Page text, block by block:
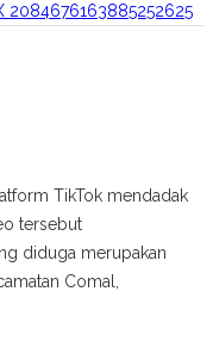
2084676163885252625
TikTok mendadak
tersebut
diduga merupakan
Comal,